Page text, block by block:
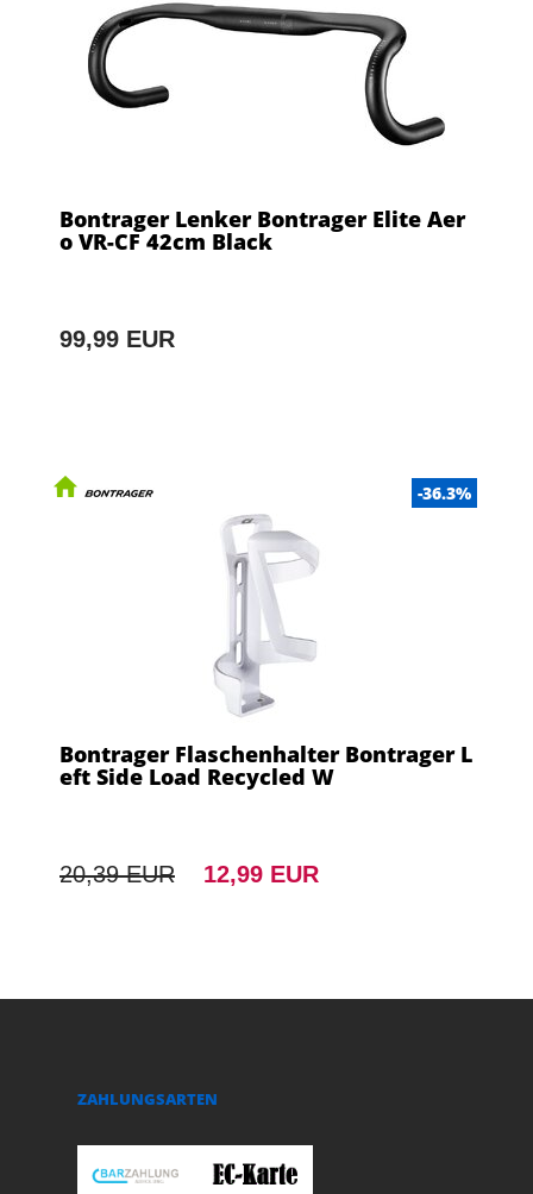
Bontrager Lenker Bontrager Elite Aer
o VR-CF 42cm Black
99,99 EUR
-36.3%
Bontrager Flaschenhalter Bontrager L
eft Side Load Recycled W
20,39 EUR 12,99 EUR
ZAHLUNGSARTEN